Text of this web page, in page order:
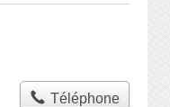
Téléphone